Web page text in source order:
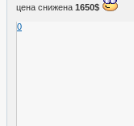
цена снижена1650$
0